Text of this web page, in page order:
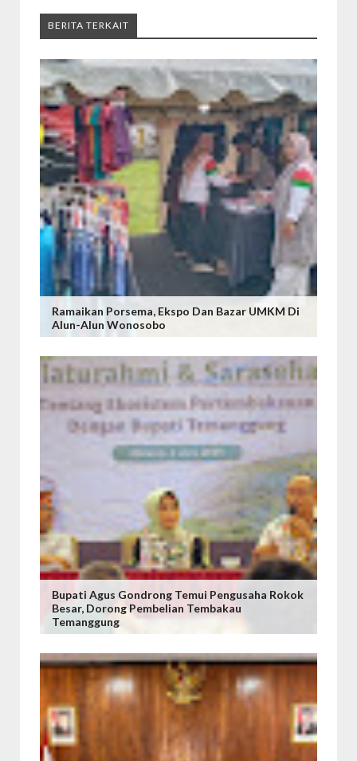
BERITA TERKAIT
Ramaikan Porsema, Ekspo Dan Bazar UMKM Di
Alun-Alun Wonosobo
Bupati Agus Gondrong Temui Pengusaha Rokok
Besar, Dorong Pembelian Tembakau
Temanggung